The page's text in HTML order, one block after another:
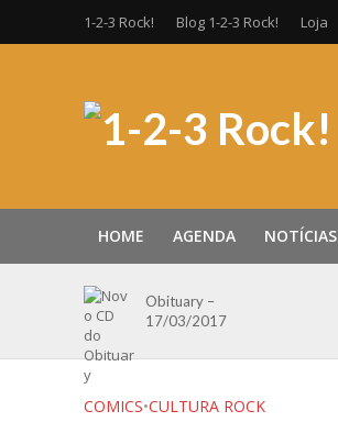
1-2-3 Rock! Blog 1-2-3 Rock! Loja
HOME AGENDA NOTÍCIAS
Obituary –
17/03/2017
COMICS•CULTURA ROCK